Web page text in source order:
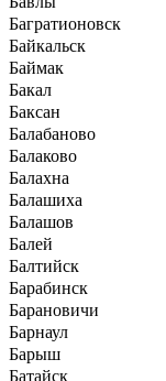
Багратионовск
Байкальск
Баймак
Бакал
Баксан
Балабаново
Балаково
Балахна
Балашиха
Балашов
Балей
Балтийск
Барабинск
Барановичи
Барнаул
Барыш
Батайск